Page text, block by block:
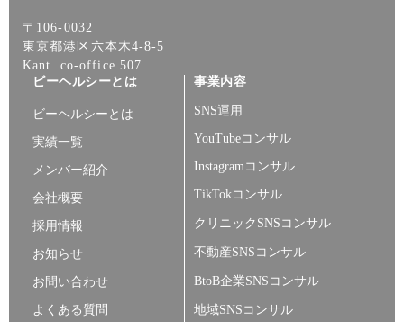
〒106-0032
東京都港区六本木4-8-5
Kant. co-office 507
ビーヘルシーとは
ビーヘルシーとは
実績一覧
メンバー紹介
会社概要
採用情報
お知らせ
お問い合わせ
よくある質問
事業内容
SNS運用
YouTubeコンサル
Instagramコンサル
TikTokコンサル
クリニックSNSコンサル
不動産SNSコンサル
BtoB企業SNSコンサル
地域SNSコンサル